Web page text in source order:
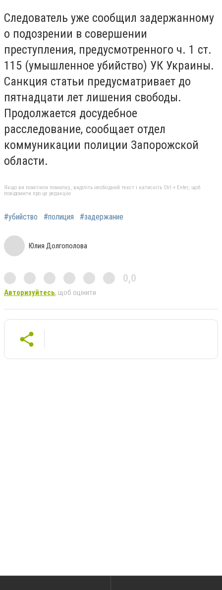
Следователь уже сообщил задержанному
о подозрении в совершении
преступления, предусмотренного ч. 1 ст.
115 (умышленное убийство) УК Украины.
Санкция статьи предусматривает до
пятнадцати лет лишения свободы.
Продолжается досудебное
расследование, сообщает отдел
коммуникации полиции Запорожской
области.
Якщо ви помітили помилку, виділіть необхідний текст і натисніть Ctrl + Enter, щоб
повідомити про це редакцію
#убийство #полиция #задержание
Юлия Долгополова
0,0
Авторизуйтесь, щоб оцінити